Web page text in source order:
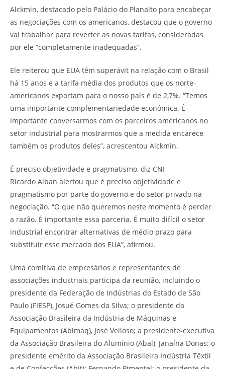
Alckmin, destacado pelo Palácio do Planalto para encabeçar
as negociações com os americanos, destacou que o governo
vai trabalhar para reverter as novas tarifas, consideradas
por ele “completamente inadequadas”.
Ele reiterou que EUA têm superávit na relação com o Brasil
há 15 anos e a tarifa média dos produtos que os norte-
americanos exportam para o nosso país é de 2,7%. “Temos
uma importante complementariedade econômica. É
importante conversarmos com os parceiros americanos no
setor industrial para mostrarmos que a medida encarece
também os produtos deles”, acrescentou Alckmin.
É preciso objetividade e pragmatismo, diz CNI
Ricardo Alban alertou que é preciso objetividade e
pragmatismo por parte do governo e do setor privado na
negociação. “O que não queremos neste momento é perder
a razão. É importante essa parceria. É muito difícil o setor
industrial encontrar alternativas de médio prazo para
substituir esse mercado dos EUA”, afirmou.
Uma comitiva de empresários e representantes de
associações industriais participa da reunião, incluindo o
presidente da Federação de Indústrias do Estado de São
Paulo (FIESP), Josué Gomes da Silva; o presidente da
Associação Brasileira da Indústria de Máquinas e
Equipamentos (Abimaq), José Velloso; a presidente-executiva
da Associação Brasileira do Alumínio (Abal), Janaína Donas; o
presidente emérito da Associação Brasileira Indústria Têxtil